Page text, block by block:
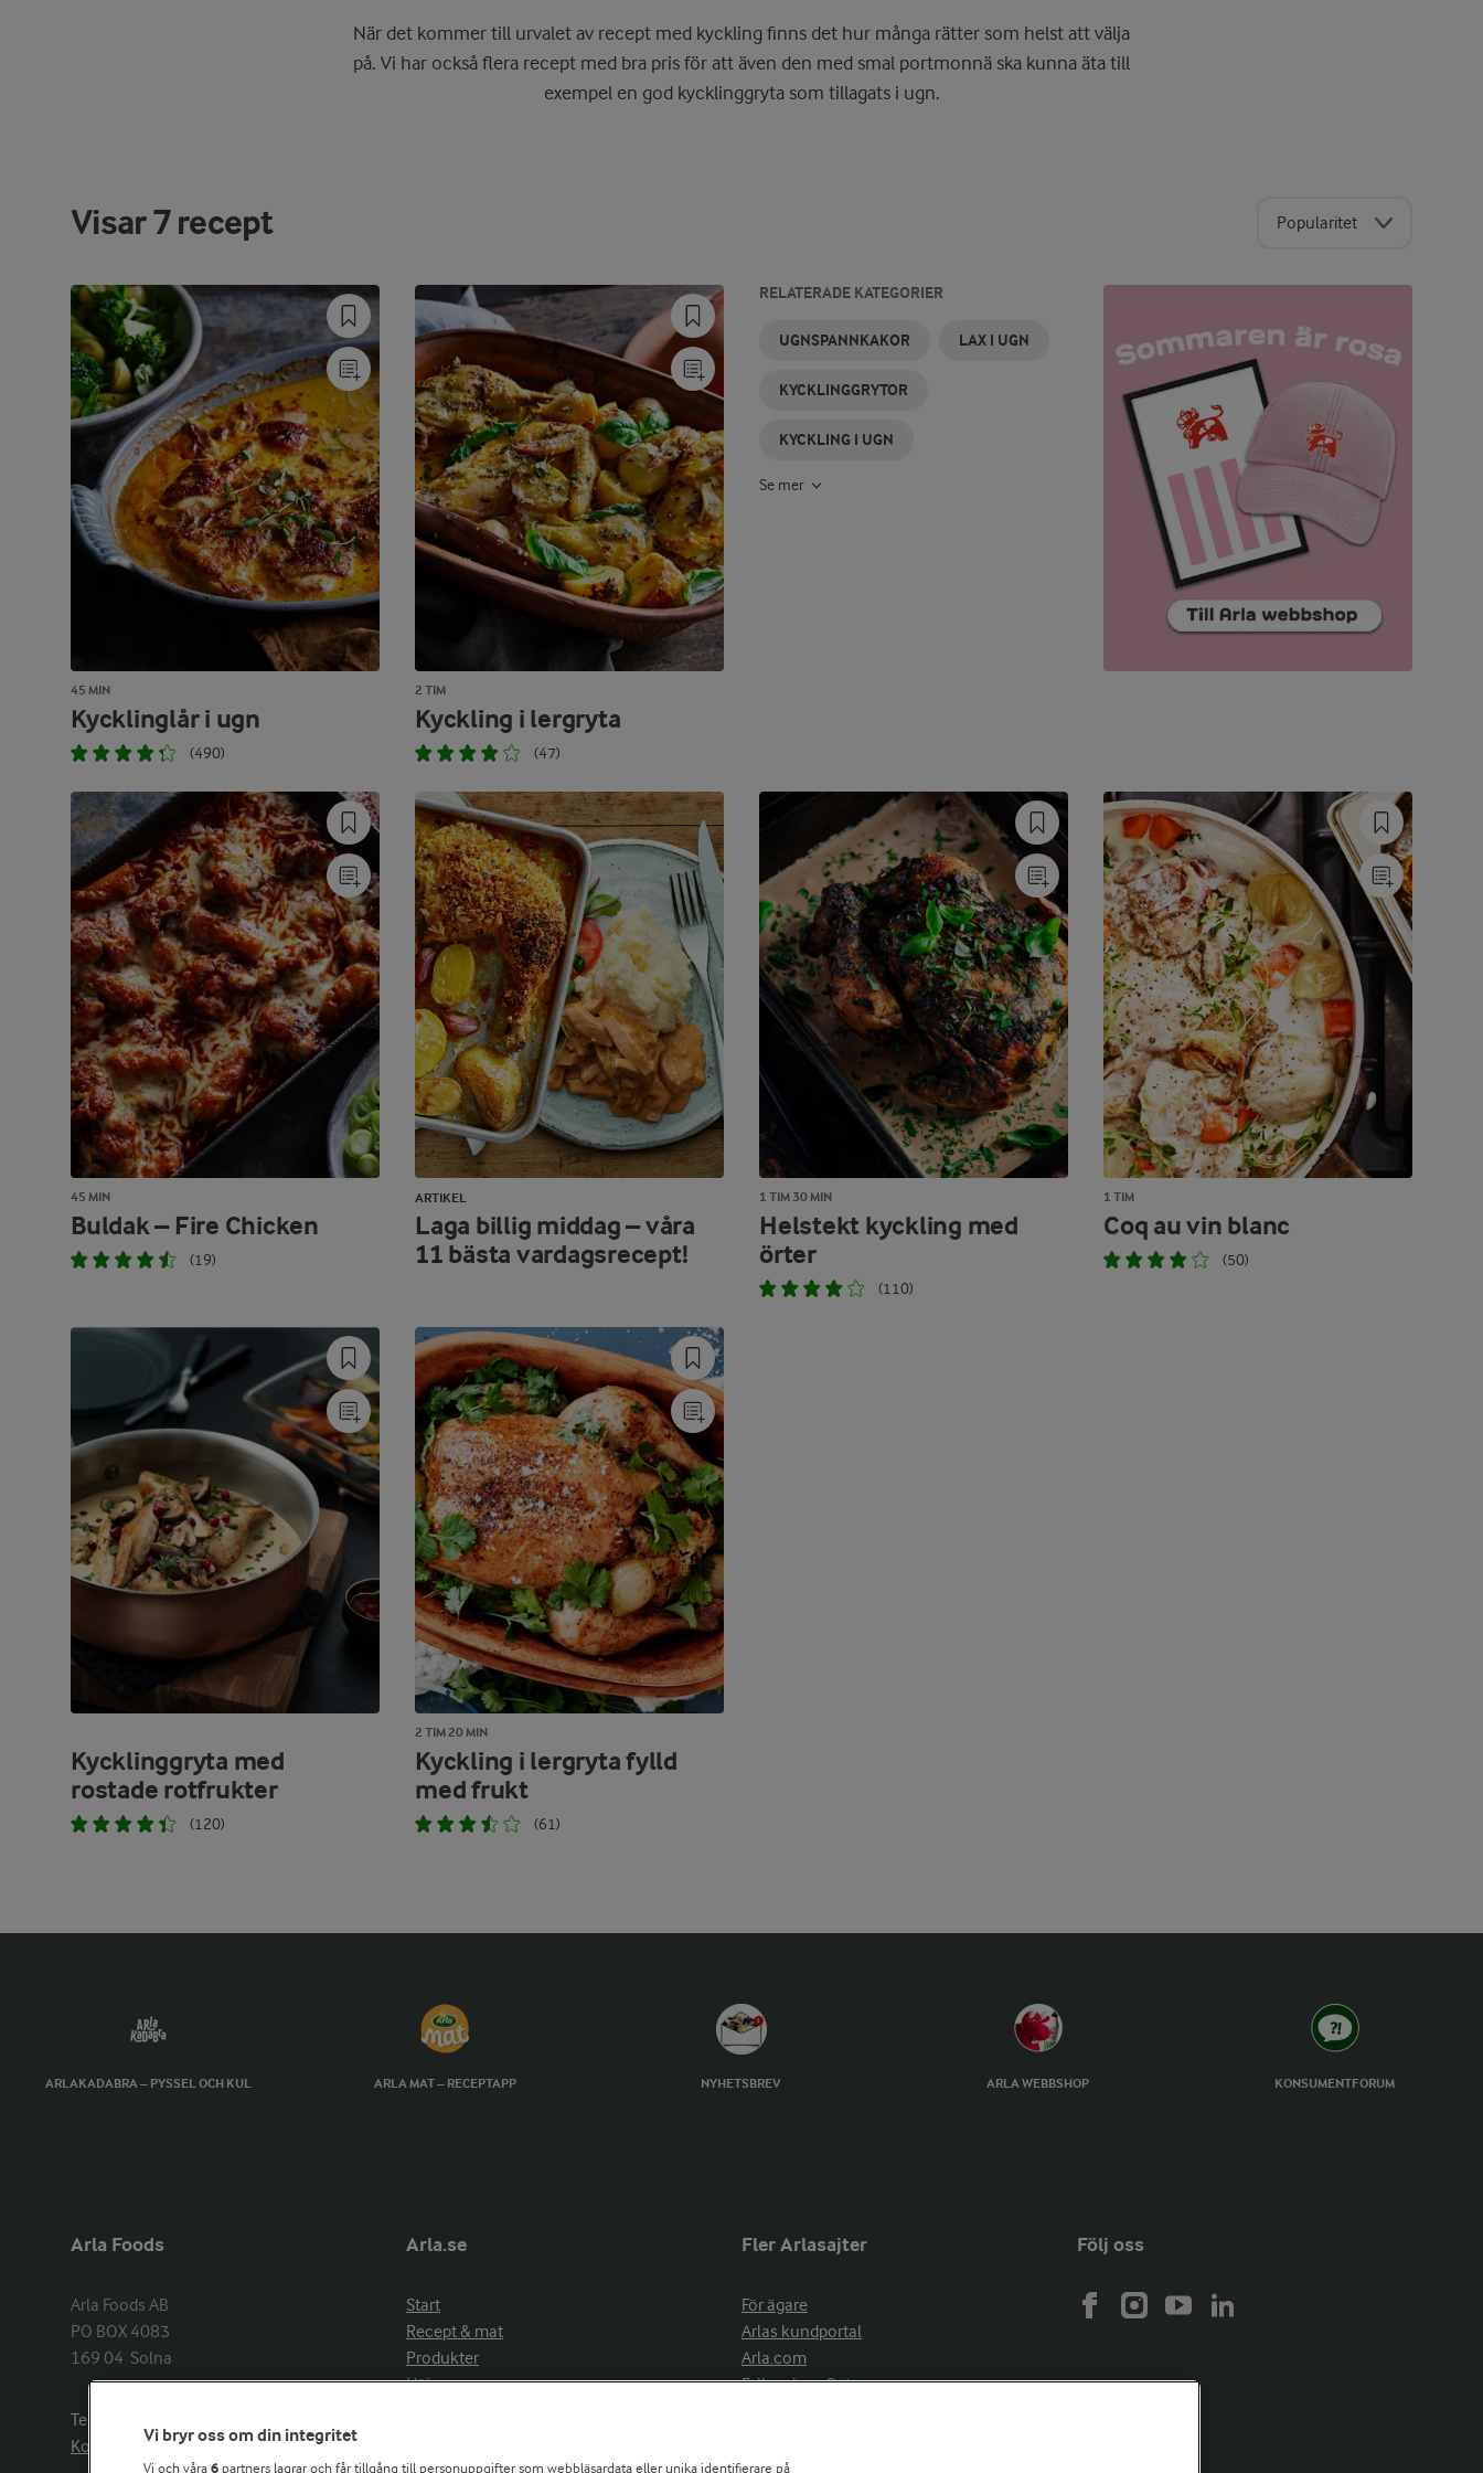
När det kommer till urvalet av recept med kyckling finns det hur många rätter som helst att välja
på. Vi har också flera recept med bra pris för att även den med smal portmonnä ska kunna äta till
exempel en god kycklinggryta som tillagats i ugn.
Visar7recept Popularitet
45 MIN
Kycklinglår i ugn
(490)
2 TIM
Kyckling i lergryta
(47)
RELATERADE KATEGORIER
UGNSPANNKAKOR LAX I UGN
KYCKLINGGRYTOR
KYCKLING I UGN
KYCKLINGFILÉ
I UGN
FLÄSKFILÉER
I UGN
KYCKLINGRECEPT
SÖTPOTATIS
I UGN
BACON
I UGN
LINSGRYTOR
Se mer
45 MIN
Buldak – Fire Chicken
(19)
ARTIKEL
Laga billig middag – våra
11 bästa vardagsrecept!
1 TIM 30 MIN
Helstekt kyckling med
örter
(110)
1 TIM
Coq au vin blanc
(50)
Kycklinggryta med
rostade rotfrukter
(120)
2 TIM 20 MIN
Kyckling i lergryta fylld
med frukt
(61)
ARLAKADABRA – PYSSEL OCH KUL ARLA MAT – RECEPTAPP NYHETSBREV ARLA WEBBSHOP KONSUMENTFORUM
Arla Foods
Arla Foods AB
PO BOX 4083
169 04  Solna
Telefon:
Kontakta oss
Arla.se
Start
Recept & mat
Produkter
Hälsa
Aktuellt
Fler Arlasajter
För ägare
Arlas kundportal
Arla.com
Falbygdens Ost
Följ oss
Vi bryr oss om din integritet
Vi och våra 6 partners lagrar och får tillgång till personuppgifter som webbläsardata eller unika identifierare på